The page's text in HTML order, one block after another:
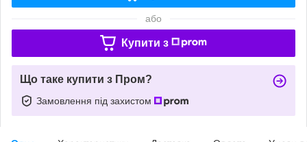
або
Купити з
Що таке купити з Пром?
Замовлення під захистом